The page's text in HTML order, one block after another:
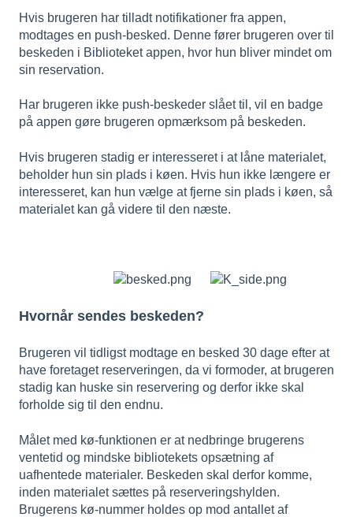
Hvis brugeren har tilladt notifikationer fra appen,
modtages en push-besked. Denne fører brugeren over til
beskeden i Biblioteket appen, hvor hun bliver mindet om
sin reservation.
Har brugeren ikke push-beskeder slået til, vil en badge
på appen gøre brugeren opmærksom på beskeden.
Hvis brugeren stadig er interesseret i at låne materialet,
beholder hun sin plads i køen. Hvis hun ikke længere er
interesseret, kan hun vælge at fjerne sin plads i køen, så
materialet kan gå videre til den næste.
Hvornår sendes beskeden?
Brugeren vil tidligst modtage en besked 30 dage efter at
have foretaget reserveringen, da vi formoder, at brugeren
stadig kan huske sin reservering og derfor ikke skal
forholde sig til den endnu.
Målet med kø-funktionen er at nedbringe brugerens
ventetid og mindske bibliotekets opsætning af
uafhentede materialer. Beskeden skal derfor komme,
inden materialet sættes på reserveringshylden.
Brugerens kø-nummer holdes op mod antallet af